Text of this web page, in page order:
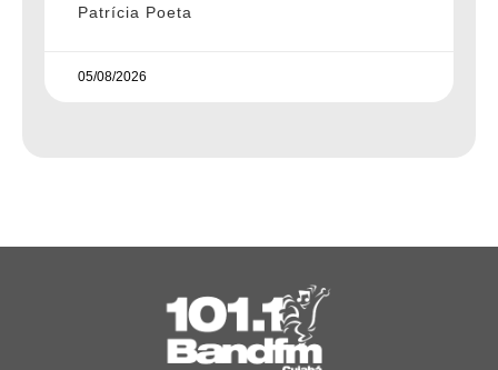
Patrícia Poeta
05/08/2026